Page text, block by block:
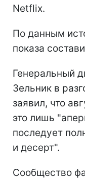
Netflix.
По данным
показа
Генеральный
Зельник в
заявил, что
это лишь
последует
и десерт".
Сообщество